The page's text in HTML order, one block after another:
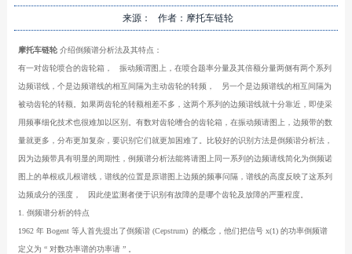
来源： 作者：摩托车链轮
摩托车链轮 介绍倒频谱分析法及其特点：
有一对齿轮喷合的齿轮箱， 振动频谓图上，在喷合题率分量及其倍额分量两侧有两个系列
边频谐线，个是边频谱线的相互间隔为主动齿轮的转频， 另一个是边频谱线的相互间隔为
被动齿轮的转额。如果两齿轮的转额相差不多，这两个系列的边频谐线就十分靠近，即使采
用频事细化技术也很难加以区别。有数对齿轮嗜合的齿轮箱，在振动频请图上，边频带的数
量就更多，分布更加复杂，要识别它们就更加困难了。比较好的识别方法是倒频谐分析法，
因为边频带具有明显的周期性，例频谱分析法能将请图上同一系列的边频请线简化为倒频诺
图上的单根或儿根谱线，谱线的位置是原谱图上边频的频事问隔，谱线的高度反映了这系列
边频成分的强度， 因此使监测者便于识别有故障的是哪个齿轮及放障的严重程度。
1. 倒频谱分析的特点
1962 年 Bogent 等人首先提出了倒频谐 (Cepstrum) 的概念，他们把信号 x(1) 的功率倒频谱
定义为 “ 对数功率谱的功率请 ”